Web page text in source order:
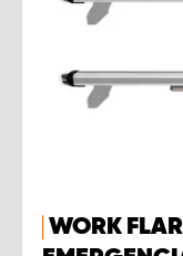
WORK